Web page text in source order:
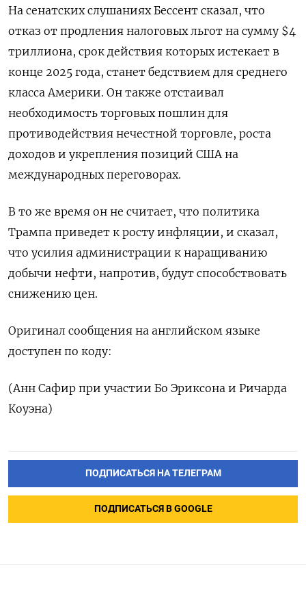
На сенатских слушаниях Бессент сказал, что
отказ от продления налоговых льгот на сумму $4
триллиона, срок действия которых истекает в
конце 2025 года, станет бедствием для среднего
класса Америки. Он также отстаивал
необходимость торговых пошлин для
противодействия нечестной торговле, роста
доходов и укрепления позиций США на
международных переговорах.
В то же время он не считает, что политика
Трампа приведет к росту инфляции, и сказал,
что усилия администрации к наращиванию
добычи нефти, напротив, будут способствовать
снижению цен.
Оригинал сообщения на английском языке
доступен по коду:
(Анн Сафир при участии Бо Эриксона и Ричарда
Коуэна)
ПОДПИСАТЬСЯ НА ТЕЛЕГРАМ
ПОДПИСАТЬСЯ В GOOGLE